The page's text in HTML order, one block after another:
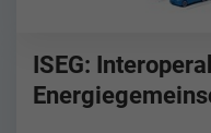
ISEG: